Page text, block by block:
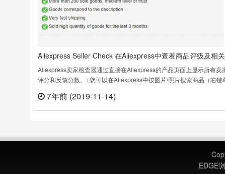
Aliexpress Seller Check 在Aliexpress中查看商品评级及相
品（提供以图搜图）
Aliexpress卖家检查器通过直接在Aliexpress的产品页面上显示所有卖
评分和反馈分数。+您可以在Aliexpress中按图片/照片搜索商品（右键
+在Aliexpress主页和Facebook或Vkontakte上的产品页面中添……
7年前 (2019-11-14)
EDGE